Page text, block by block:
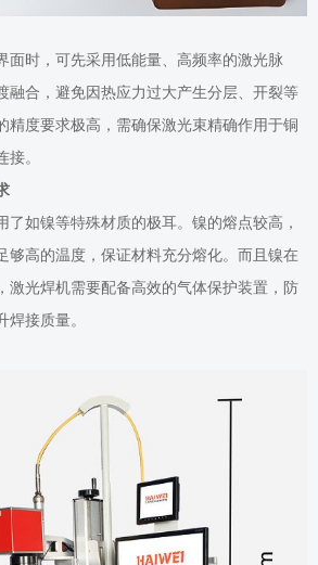
面时，可先采用低能量、高频率的激光脉
融合，避免因热应力过大产生分层、开裂等
精度要求极高，需确保激光束精确作用于铜
。
了如镍等特殊材质的极耳。镍的熔点较高，
够高的温度，保证材料充分熔化。而且镍在
激光焊机需要配备高效的气体保护装置，防
焊接质量。